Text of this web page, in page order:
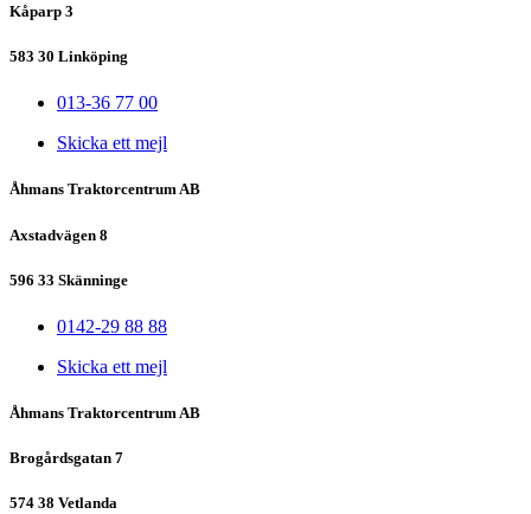
Kåparp 3
583 30 Linköping
013-36 77 00
Skicka ett mejl
Åhmans Traktorcentrum AB
Axstadvägen 8
596 33 Skänninge
0142-29 88 88
Skicka ett mejl
Åhmans Traktorcentrum AB
Brogårdsgatan 7
574 38 Vetlanda